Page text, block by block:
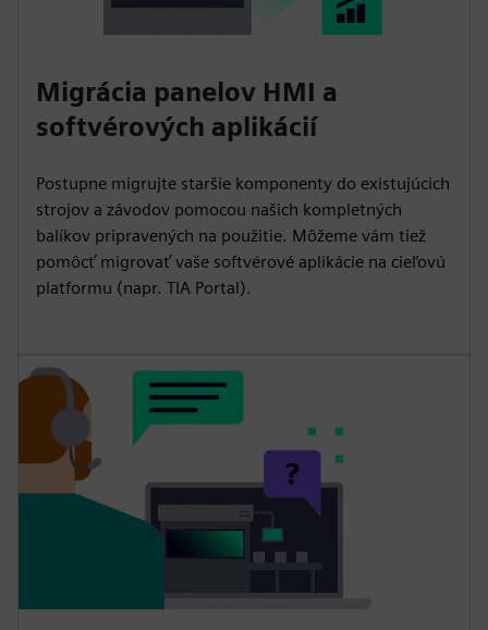
Migrácia panelov HMI a
softvérových aplikácií
Postupne migrujte staršie komponenty do existujúcich
strojov a závodov pomocou našich kompletných
balíkov pripravených na použitie. Môžeme vám tiež
pomôcť migrovať vaše softvérové aplikácie na cieľovú
platformu (napr. TIA Portal).